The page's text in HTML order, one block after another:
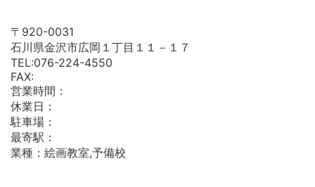
〒920-0031
石川県金沢市広岡１丁目１１－１７
TEL:076-224-4550
FAX:
営業時間：
休業日：
駐車場：
最寄駅：
業種：絵画教室,予備校